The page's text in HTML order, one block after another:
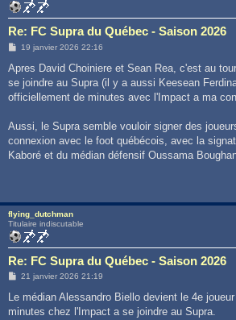
Re: FC Supra du Québec - Saison 2026
M
s
a
g
19 janvier 2026 22:16
Apres David Choiniere et Sean Rea, c'est au
se joindre au Supra (il y a aussi Keesean
officiellement de minutes avec l'Impact a ma
Aussi, le Supra semble vouloir signer des
connexion avec le foot québécois, avec la
Kaboré et du médian défensif Oussama
flying_dutchman
Titulaire indiscutable
Re: FC Supra du Québec - Saison 2026
M
s
a
21 janvier 2026 21:19
Le médian Alessandro Biello devient le 4e
minutes chez l'Impact a se joindre au Supra.